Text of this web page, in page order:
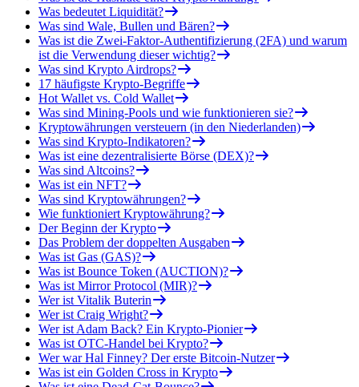
Was bedeutet Liquidität?
Was sind Wale, Bullen und Bären?
Was ist die Zwei-Faktor-Authentifizierung (2FA) und warum
ist die Verwendung dieser wichtig?
Was sind Krypto Airdrops?
17 häufigste Krypto-Begriffe
Hot Wallet vs. Cold Wallet
Was sind Mining-Pools und wie funktionieren sie?
Kryptowährungen versteuern (in den Niederlanden)
Was sind Krypto-Indikatoren?
Was ist eine dezentralisierte Börse (DEX)?
Was sind Altcoins?
Was ist ein NFT?
Was sind Kryptowährungen?
Wie funktioniert Kryptowährung?
Der Beginn der Krypto
Das Problem der doppelten Ausgaben
Was ist Gas (GAS)?
Was ist Bounce Token (AUCTION)?
Was ist Mirror Protocol (MIR)?
Wer ist Vitalik Buterin
Wer ist Craig Wright?
Wer ist Adam Back? Ein Krypto-Pionier
Was ist OTC-Handel bei Krypto?
Wer war Hal Finney? Der erste Bitcoin-Nutzer
Was ist ein Golden Cross in Krypto